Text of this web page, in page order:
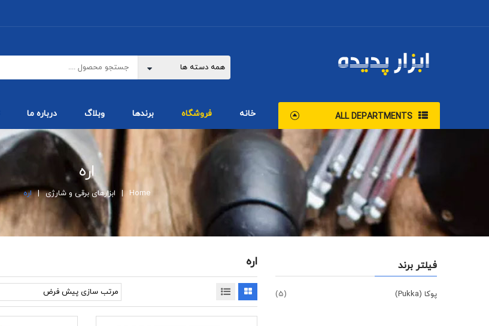
ALL DEPARTMENTS خانه فروشگاه برندها وبلاگ درباره ما
اره
Home ابزارهای برقی و شارژی اره
فیلتر برند
پوکا (Pukka) (5)
اره